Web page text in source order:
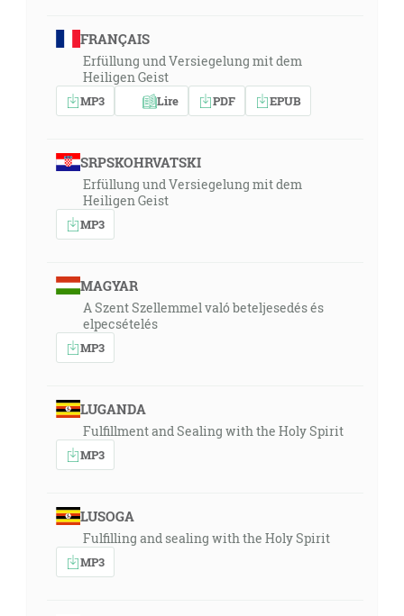
FRANÇAIS
Erfüllung und Versiegelung mit dem
Heiligen Geist
MP3 Lire PDF EPUB
SRPSKOHRVATSKI
Erfüllung und Versiegelung mit dem
Heiligen Geist
MP3
MAGYAR
A Szent Szellemmel való beteljesedés és
elpecsételés
MP3
LUGANDA
Fulfillment and Sealing with the Holy Spirit
MP3
LUSOGA
Fulfilling and sealing with the Holy Spirit
MP3